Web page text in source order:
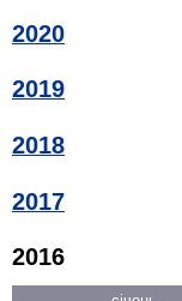
2020
2019
2018
2017
2016